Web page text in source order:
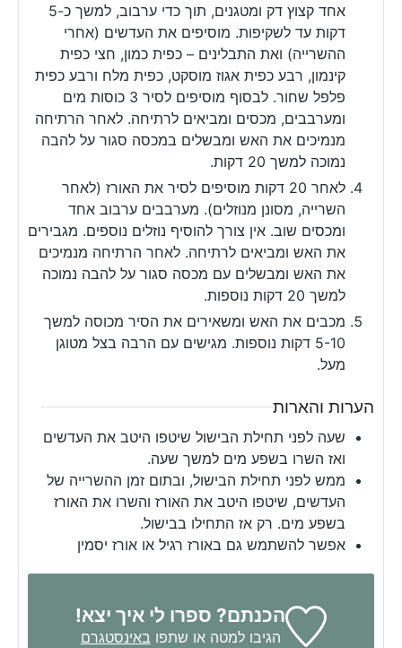
אחד קצוץ דק ומטגנים, תוך כדי ערבוב, למשך כ-5
דקות עד לשקיפות. מוסיפים את העדשים (אחרי
ההשרייה) ואת התבלינים – כפית כמון, חצי כפית
קינמון, רבע כפית אגוז מוסקט, כפית מלח ורבע כפית
פלפל שחור. לבסוף מוסיפים לסיר 3 כוסות מים
ומערבבים, מכסים ומביאים לרתיחה. לאחר הרתיחה
מנמיכים את האש ומבשלים במכסה סגור על להבה
נמוכה למשך 20 דקות.
לאחר 20 דקות מוסיפים לסיר את האורז (לאחר
השרייה, מסונן מנוזלים). מערבבים ערבוב אחד
ומכסים שוב. אין צורך להוסיף נוזלים נוספים. מגבירים
את האש ומביאים לרתיחה. לאחר הרתיחה מנמיכים
את האש ומבשלים עם מכסה סגור על להבה נמוכה
למשך 20 דקות נוספות.
מכבים את האש ומשאירים את הסיר מכוסה למשך
5-10 דקות נוספות. מגישים עם הרבה בצל מטוגן
מעל.
הערות והארות
שעה לפני תחילת הבישול שיטפו היטב את העדשים
ואז השרו בשפע מים למשך שעה.
ממש לפני תחילת הבישול, ובתום זמן ההשרייה של
העדשים, שיטפו היטב את האורז והשרו את האורז
בשפע מים. רק אז התחילו בבישול.
אפשר להשתמש גם באורז רגיל או אורז יסמין
הכנתם? ספרו לי איך יצא!
הגיבו למטה או שתפו באינסטגרם